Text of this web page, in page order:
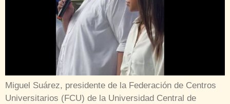
Miguel Suárez, presidente de la Federación de Centros
Universitarios (FCU) de la Universidad Central de